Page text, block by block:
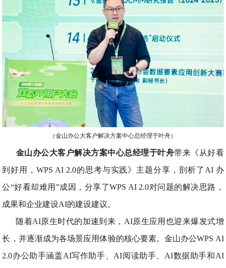
（金山办公大客户解决方案中心总经理于叶舟）
金山办公大客户解决方案中心总经理于叶舟带来《从好看
到好用，WPS AI 2.0的思考与实践》主题分享，剖析了AI 办
公“好看却难用”成因，分享了WPS AI 2.0对问题的解决思路，
成果和企业建设AI的建设建议。
随着AI原生时代的加速到来，AI原生应用也迎来爆发式增
长，并逐渐成为各场景应用体验的核心要素。金山办公WPS AI
2.0办公助手涵盖AI写作助手、AI阅读助手、AI数据助手和AI